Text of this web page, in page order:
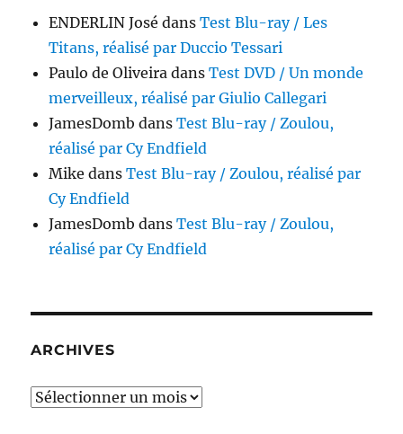
ENDERLIN José dansTest Blu-ray / Les
Titans, réalisé par Duccio Tessari
Paulo de Oliveira dansTest DVD / Un monde
merveilleux, réalisé par Giulio Callegari
JamesDomb dansTest Blu-ray / Zoulou,
réalisé par Cy Endfield
Mike dansTest Blu-ray / Zoulou, réalisé par
Cy Endfield
JamesDomb dansTest Blu-ray / Zoulou,
réalisé par Cy Endfield
ARCHIVES
Archives